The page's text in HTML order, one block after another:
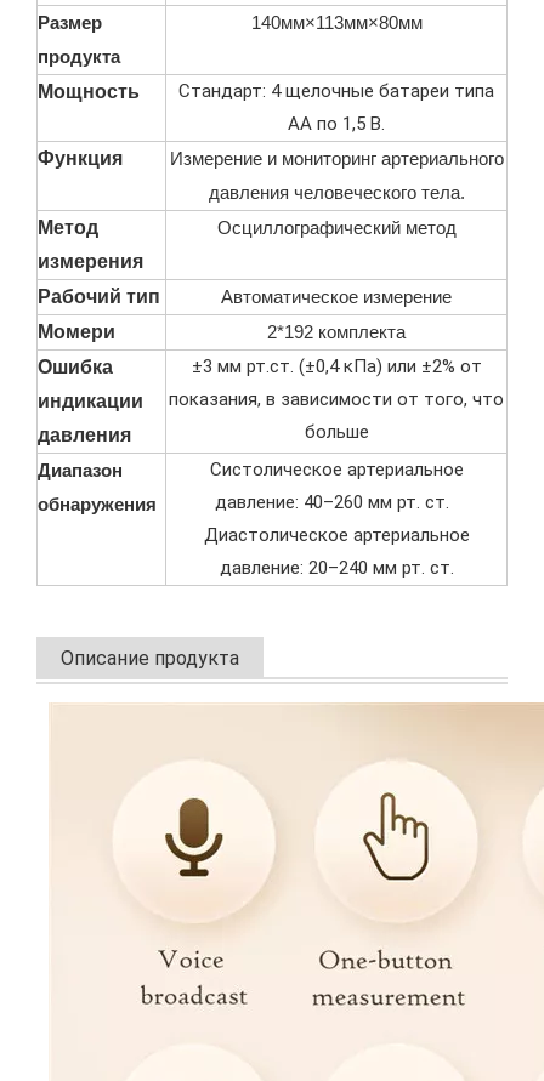
Размер
продукта
140мм×113мм×80мм
Мощность
Стандарт: 4 щелочные батареи типа
АА по 1,5 В.
Функция
Измерение и мониторинг артериального
давления человеческого тела.
Метод
измерения
Осциллографический метод
Рабочий тип
Автоматическое измерение
Момери
2*192 комплекта
Ошибка
индикации
давления
±3 мм рт.ст. (±0,4 кПа) или ±2% от
показания, в зависимости от того, что
больше
Диапазон
обнаружения
Систолическое артериальное
давление: 40–260 мм рт. ст.
Диастолическое артериальное
давление: 20–240 мм рт. ст.
Описание продукта